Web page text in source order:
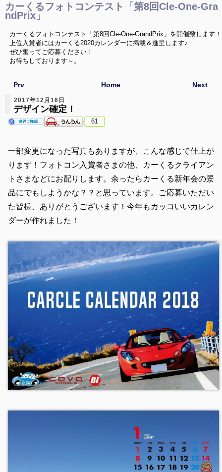
カーくるフォトコンテスト「第8回Cle-One-Gra
ndPrix」
カーくるフォトコンテスト「第8回Cle-One-GrandPrix」を開催致します！
上位入賞者にはカーくる2020カレンダーに掲載＆進呈します♪
ぜひ奮ってご応募ください！
お待ちしております～。
Next
Prv Home
2017年12月16日
デザイン確定！
61
一部変更になった写真もありますが、こんな感じで仕上が
ります！フォトコン入賞者さまの他、カーくるクライアン
トさまなどにお配りします。余ったらカーくる新年会の景
品にでもしようかな？？と思っています。ご応募いただい
た皆様、ありがとうございます！今年もカッコいいカレン
ダーが作れました！